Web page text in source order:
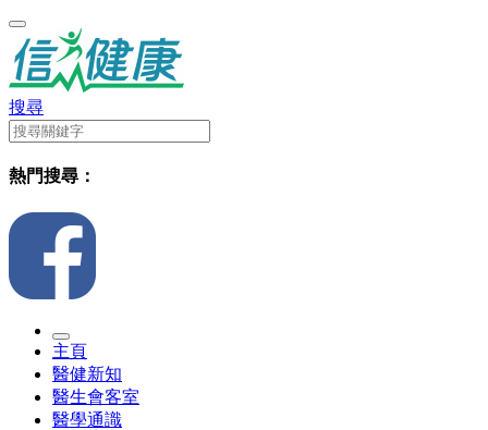
搜尋
熱門搜尋：
主頁
醫健新知
醫生會客室
醫學通識